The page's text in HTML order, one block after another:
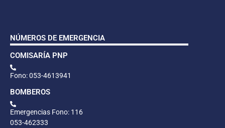
NÚMEROS DE EMERGENCIA
COMISARÍA PNP
Fono: 053-4613941
BOMBEROS
Emergencias Fono: 116
053-462333